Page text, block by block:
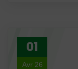
01
Avr 26